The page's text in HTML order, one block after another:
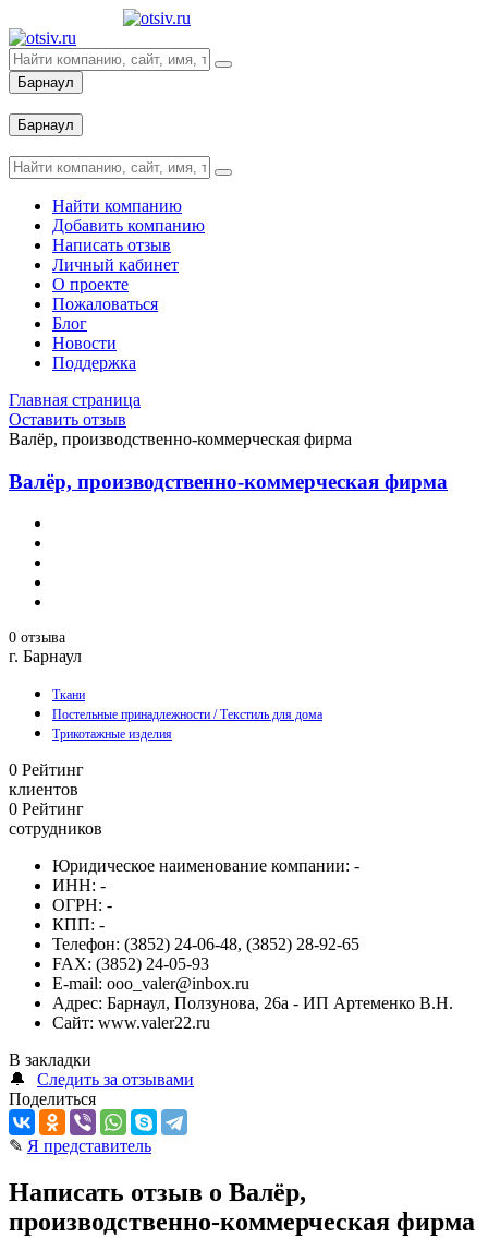
Барнаул
Барнаул
Найти компанию
Добавить компанию
Написать отзыв
Личный кабинет
О проекте
Пожаловаться
Блог
Новости
Поддержка
Главная страница
Оставить отзыв
Валёр, производственно-коммерческая фирма
Валёр, производственно-коммерческая фирма
0 отзыва
г. Барнаул
Ткани
Постельные принадлежности / Текстиль для дома
Трикотажные изделия
0 Рейтинг
клиентов
0 Рейтинг
сотрудников
Юридическое наименование компании: -
ИНН: -
ОГРН: -
КПП: -
Телефон: (3852) 24-06-48, (3852) 28-92-65
FAX: (3852) 24-05-93
E-mail: ooo_valer@inbox.ru
Адрес: Барнаул, Ползунова, 26а - ИП Артеменко В.Н.
Сайт: www.valer22.ru
В закладки
🔔
Следить за отзывами
Поделиться
✎ Я представитель
Написать отзыв о Валёр,
производственно-коммерческая фирма